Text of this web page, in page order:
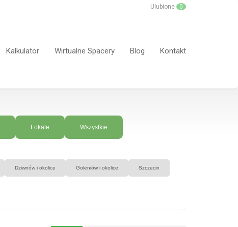
Ulubione 0
Kalkulator Wirtualne Spacery Blog Kontakt
Lokale Wszystkie
Dziwnów i okolice Goleniów i okolice Szczecin